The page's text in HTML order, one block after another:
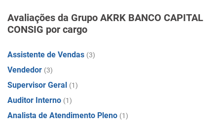
Avaliações da Grupo AKRK BANCO CAPITAL
CONSIG por cargo
Assistente de Vendas (3)
Vendedor (3)
Supervisor Geral (1)
Auditor Interno (1)
Analista de Atendimento Pleno (1)